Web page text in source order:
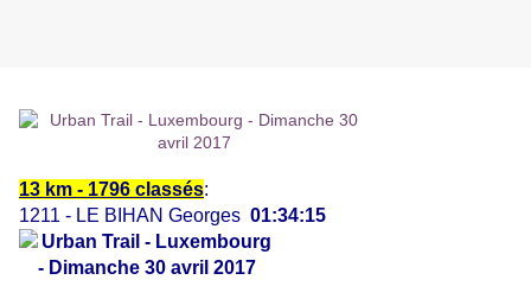
13 km - 1796 classés:
1211 - LE BIHAN Georges 01:34:15